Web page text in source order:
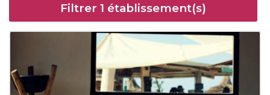
Filtrer 1 établissement(s)